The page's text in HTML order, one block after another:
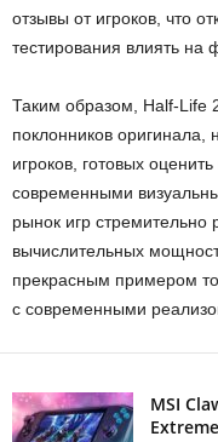
отзывы от игроков, что
тестирования влиять на
Таким образом, Half-Life
поклонников оригинала,
игроков, готовых
современными
рынок игр стремительно
вычислительных
прекрасным примером
с современными
MSI